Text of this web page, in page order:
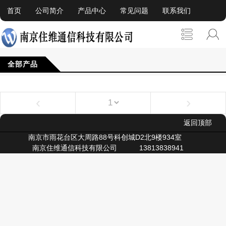
首页 公司简介 产品中心 常见问题 联系我们
全部产品
‹ ›
返回顶部
南京市雨花台区大周路88号科创城D2北9楼934室
南京住维通信科技有限公司
13813838941